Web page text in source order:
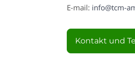
E-mail: info@tcm-
Kontakt und